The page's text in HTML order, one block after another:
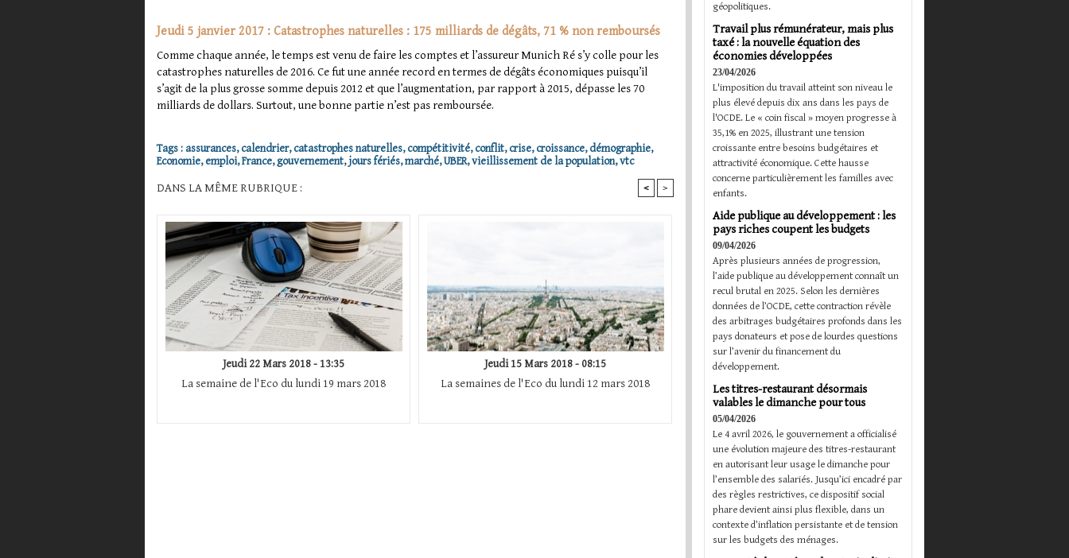
Jeudi 5 janvier 2017 : Catastrophes naturelles : 175 milliards de dégâts, 71 % non remboursés
Comme chaque année, le temps est venu de faire les comptes et l’assureur Munich Ré s’y colle pour les
catastrophes naturelles de 2016. Ce fut une année record en termes de dégâts économiques puisqu’il
s’agit de la plus grosse somme depuis 2012 et que l’augmentation, par rapport à 2015, dépasse les 70
milliards de dollars. Surtout, une bonne partie n’est pas remboursée.
Tags : assurances,calendrier,catastrophes naturelles,compétitivité,conflit,crise,croissance,démographie,
Economie,emploi,France,gouvernement,jours fériés,marché,UBER,vieillissement de la population,vtc
DANS LA MÊME RUBRIQUE : < >
Jeudi 22 Mars 2018 - 13:35
La semaine de l'Eco du lundi 19 mars 2018
Jeudi 15 Mars 2018 - 08:15
La semaines de l'Eco du lundi 12 mars 2018
géopolitiques.
Travail plus rémunérateur, mais plus
taxé : la nouvelle équation des
économies développées
23/04/2026
L'imposition du travail atteint son niveau le
plus élevé depuis dix ans dans les pays de
l'OCDE. Le « coin fiscal » moyen progresse à
35,1% en 2025, illustrant une tension
croissante entre besoins budgétaires et
attractivité économique. Cette hausse
concerne particulièrement les familles avec
enfants.
Aide publique au développement : les
pays riches coupent les budgets
09/04/2026
Après plusieurs années de progression,
l’aide publique au développement connaît un
recul brutal en 2025. Selon les dernières
données de l’OCDE, cette contraction révèle
des arbitrages budgétaires profonds dans les
pays donateurs et pose de lourdes questions
sur l’avenir du financement du
développement.
Les titres-restaurant désormais
valables le dimanche pour tous
05/04/2026
Le 4 avril 2026, le gouvernement a officialisé
une évolution majeure des titres-restaurant
en autorisant leur usage le dimanche pour
l’ensemble des salariés. Jusqu’ici encadré par
des règles restrictives, ce dispositif social
phare devient ainsi plus flexible, dans un
contexte d’inflation persistante et de tension
sur les budgets des ménages.